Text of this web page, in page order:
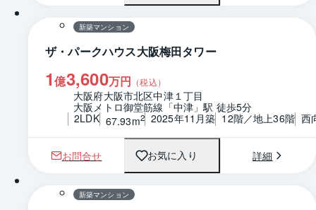
新築マンション
ザ・パークハウス大阪梅田タワー
1億3,600万円 （税込）
大阪府大阪市北区中津１丁目
大阪メトロ御堂筋線「中津」駅 徒歩5分
2LDK 67.93m2 2025年11月築 12階／地上36階 西
お問合せ お気に入り 詳細
間取り
新築マンション